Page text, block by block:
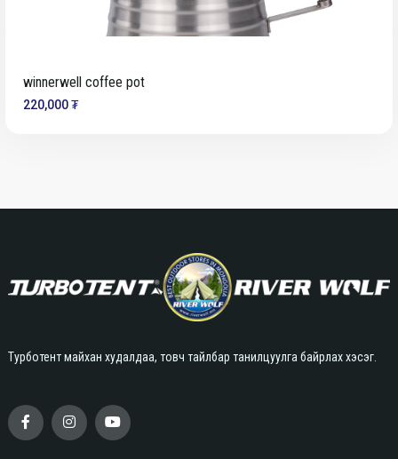
winnerwell coffee pot
220,000 ₮
Турботент майхан худалдаа, товч тайлбар танилцуулга байрлах хэсэг.